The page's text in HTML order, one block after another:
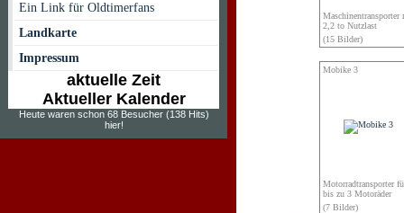
Ein Link für Oldtimerfans
Landkarte
Impressum
aktuelle Zeit
Aktueller Kalender
Heute waren schon 68 Besucher (138 Hits)
hier!
Maschinentransporter
2,2 to Nutzlast
(15 Bilder)
Mobike 3
Motorradtransporter
bis zu 3 Motoräder
(7 Bilder)